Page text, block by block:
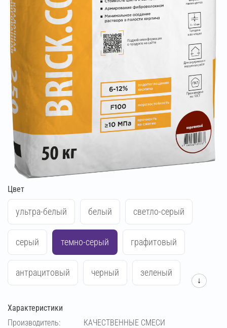
Цвет
ультра-белый белый светло-серый
серый темно-серый графитовый
антрацитовый черный зеленый
↓
Характеристики
Производитель:
КАЧЕСТВЕННЫЕ СМЕСИ